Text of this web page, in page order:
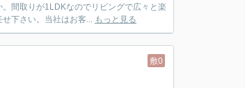
間取りが1LDKなのでリビングで広々と楽
下さい。当社はお客... もっと見る
敷0